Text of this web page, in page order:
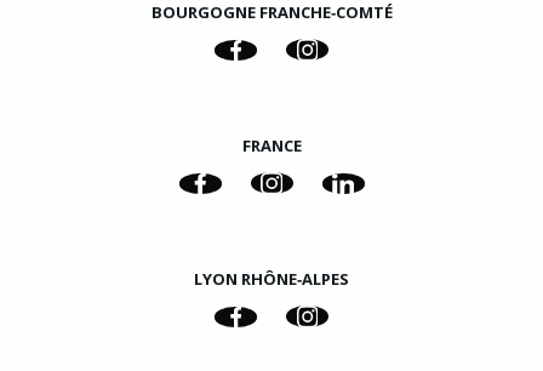
BOURGOGNE FRANCHE‑COMTÉ
FRANCE
LYON RHÔNE‑ALPES